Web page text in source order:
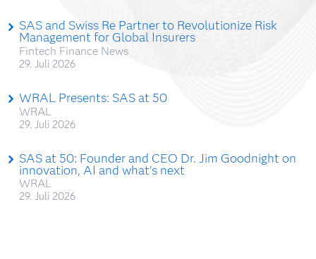
SAS and Swiss Re Partner to Revolutionize Risk
Management for Global Insurers
Fintech Finance News
29. Juli 2026
WRAL Presents: SAS at 50
WRAL
29. Juli 2026
SAS at 50: Founder and CEO Dr. Jim Goodnight on
innovation, AI and what's next
WRAL
29. Juli 2026